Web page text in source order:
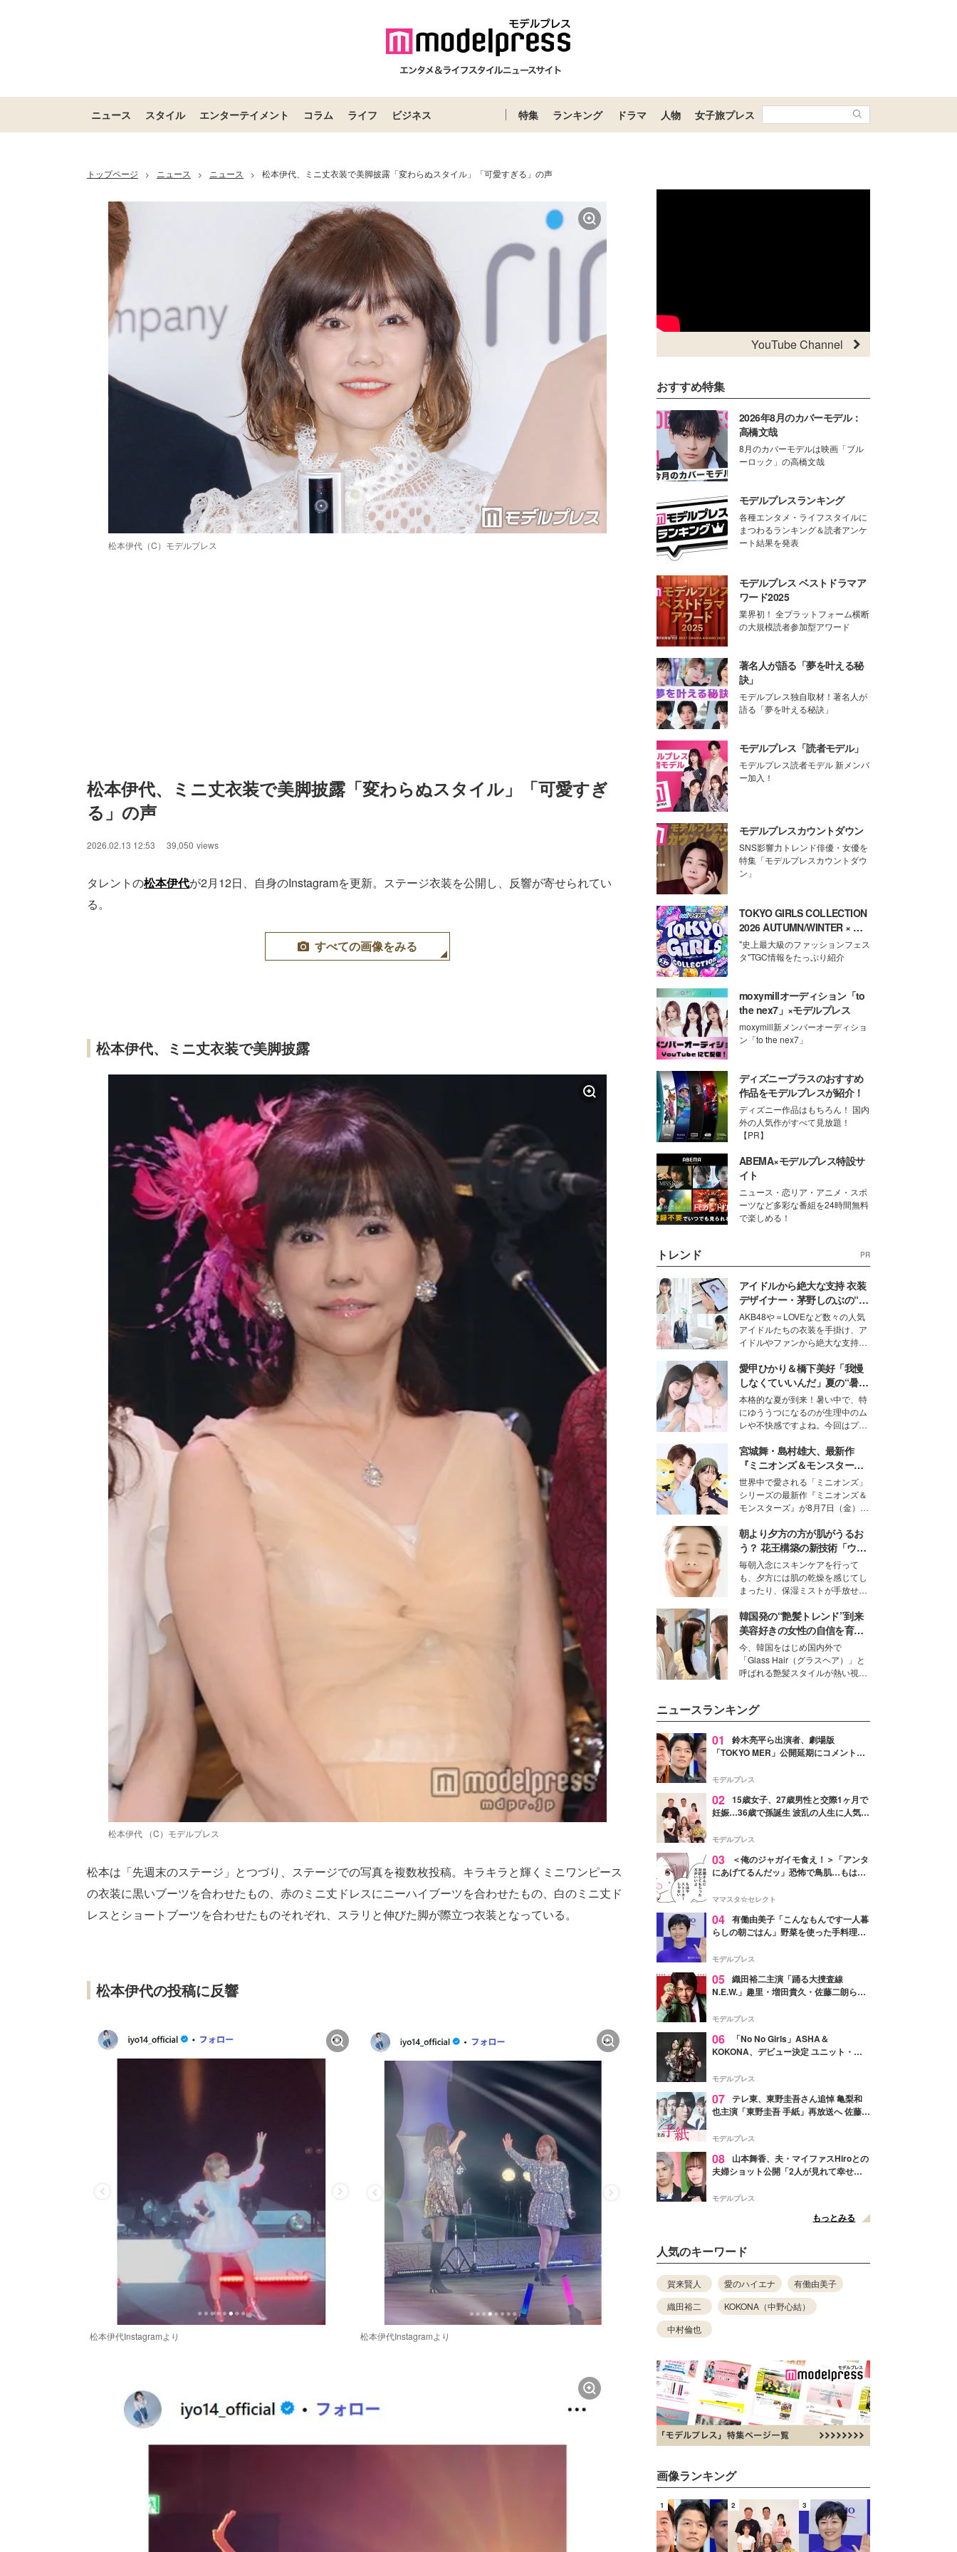
ニュース スタイル エンターテイメント コラム ライフ ビジネス 特集 ランキング ドラマ 人物 女子旅プレス
トップページ > ニュース > ニュース > 松本伊代、ミニ丈衣装で美脚披露「変わらぬスタイル」「可愛すぎる」の声
松本伊代（C）モデルプレス
松本伊代、ミニ丈衣装で美脚披露「変わらぬスタイル」「可愛すぎ
る」の声
2026.02.13 12:53 39,050 views
タレントの松本伊代が2月12日、自身のInstagramを更新。ステージ衣装を公開し、反響が寄せられてい
る。
すべての画像をみる
松本伊代、ミニ丈衣装で美脚披露
松本伊代 （C）モデルプレス
松本は「先週末のステージ」とつづり、ステージでの写真を複数枚投稿。キラキラと輝くミニワンピース
の衣装に黒いブーツを合わせたもの、赤のミニ丈ドレスにニーハイブーツを合わせたもの、白のミニ丈ド
レスとショートブーツを合わせたものそれぞれ、スラリと伸びた脚が際立つ衣装となっている。
松本伊代の投稿に反響
松本伊代Instagramより 松本伊代Instagramより
YouTube Channel
おすすめ特集
2026年8月のカバーモデル：
高橋文哉
8月のカバーモデルは映画「ブル
ーロック」の高橋文哉
モデルプレスランキング
各種エンタメ・ライフスタイルに
まつわるランキング＆読者アンケ
ート結果を発表
モデルプレス ベストドラマア
ワード2025
業界初！ 全プラットフォーム横断
の大規模読者参加型アワード
著名人が語る「夢を叶える秘
訣」
モデルプレス独自取材！著名人が
語る「夢を叶える秘訣」
モデルプレス「読者モデル」
モデルプレス読者モデル 新メンバ
ー加入！
モデルプレスカウントダウン
SNS影響力トレンド俳優・女優を
特集「モデルプレスカウントダウ
ン」
TOKYO GIRLS COLLECTION
2026 AUTUMN/WINTER × モ
デルプレス
"史上最大級のファッションフェス
タ"TGC情報をたっぷり紹介
moxymillオーディション「to
the nex7」×モデルプレス
moxymill新メンバーオーディショ
ン「to the nex7」
ディズニープラスのおすすめ
作品をモデルプレスが紹介！
ディズニー作品はもちろん！ 国内
外の人気作がすべて見放題！
【PR】
ABEMA×モデルプレス特設サ
イト
ニュース・恋リア・アニメ・スポ
ーツなど多彩な番組を24時間無料
で楽しめる！
トレンド PR
アイドルから絶大な支持 衣装
デザイナー・茅野しのぶの“可
愛い”を作る美学＜「シチズン
クロスシー」インタビュー＞
AKB48や＝LOVEなど数々の人気
アイドルたちの衣装を手掛け、ア
イドルやファンから絶大な支持を
取締役兼クリエイティブディレク
ター・茅野しのぶ。一人ひとりの
個性に寄り添い、魅力を引き出す
衣装作りは、多くの女性たちに勇
気と自信を与え続けている。
愛甲ひかり＆橋下美好「我慢
しなくていいんだ」夏の“暑さ
対策”の新しい選択肢とは？
本格的な夏が到来！暑い中で、特
にゆううつになるのが生理中のム
レや不快感ですよね。今回はプラ
モデル・愛甲ひかりさんと橋下美
好さんを迎えて本音で女子会トー
ク。猛暑のお出かけを快適に過ご
すヒントや、2人が感動した夏の
生理の新常識にも迫りました。
宮城舞・島村雄大、最新作
『ミニオンズ＆モンスター
ズ』の魅力熱弁 ハチャメチャ
だけじゃない“友情と絆”に感
動
世界中で愛される「ミニオンズ」
シリーズの最新作『ミニオンズ＆
モンスターズ』が8月7日（金）に
ニオン好き”という共通点を持つモ
デルの宮城舞と島村雄大の特別対
談をお届け！それぞれの視点か
ら、今作ならではの魅力や予想外
の感動をもたらす奥深いストーリ
ーについて熱く語り合ってもらっ
た。
朝より夕方の方が肌がうるお
う？ 花王構築の新技術「ウォ
ーターキャプチャリングスキ
ン（捕水肌）」がスキンケア
の常識を変える予感
毎朝入念にスキンケアを行って
も、夕方には肌の乾燥を感じてし
まったり、保湿ミストが手放せな
な美容の常識を大きく変える可能
性を秘めた、革新的な「Water
Capturing Skin（ウォーターキャ
プチャリングスキン：捕水肌）」
技術を、花王が構築した。
韓国発の“艶髪トレンド”到来
美容好きの女性の自信を育む
「ヘアケア事情」って？
今、韓国をはじめ国内外で
「Glass Hair（グラスヘア）」と
呼ばれる艶髪スタイルが熱い視線
して、“髪そのものの美しさ”に改
めて注目する人が増えている様
子。今回は、そんな憧れの艶やか
な髪を日常で叶える、美容好きの
ます。
ニュースランキング
01
鈴木亮平ら出演者、劇場版
「TOKYO MER」公開延期にコメント
最大の敬意とエールを」
モデルプレス
02 15歳女子、27歳男性と交際1ヶ月で
妊娠…36歳で孫誕生 波乱の人生に人気タ
よ！」
モデルプレス
03
＜俺のジャガイモ食え！＞「アンタ
にあげてるんだッ」恐怖で鳥肌…もはや
ママスタ☆セレクト
04 有働由美子「こんなもんです一人暮
らしの朝ごはん」野菜を使った手料理公
そう」と反響
モデルプレス
05 織田裕二主演「踊る大捜査線
N.E.W.」趣里・増田貴久・佐藤二朗ら新
徴する“謎のキーワード”も
モデルプレス
06
「No No Girls」ASHA＆
KOKONA、デビュー決定 ユニット・
リリースへ
モデルプレス
07 テレ東、東野圭吾さん追悼 亀梨和
也主演「東野圭吾 手紙」再放送へ 佐藤隆
モデルプレス
08
山本舞香、夫・マイファスHiroとの
夫婦ショット公開「2人が見れて幸せ」
モデルプレス
もっとみる
人気のキーワード
賀来賢人 愛のハイエナ
有働由美子
織田裕二
KOKONA（中野心結）
中村倫也
画像ランキング
1 2 3